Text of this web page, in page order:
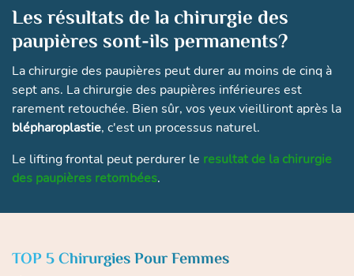
Les résultats de la chirurgie des
paupières sont-ils permanents?
La chirurgie des paupières peut durer au moins de cinq à
sept ans. La chirurgie des paupières inférieures est
rarement retouchée. Bien sûr, vos yeux vieilliront après la
blépharoplastie, c'est un processus naturel.
Le lifting frontal peut perdurer le resultat de la chirurgie
des paupières retombées.
TOP 5 Chirurgies Pour Femmes